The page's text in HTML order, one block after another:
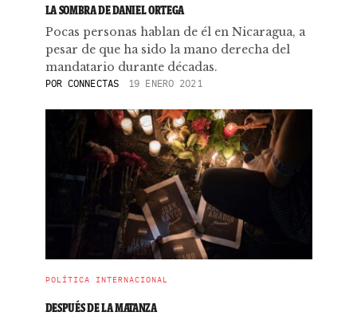
LA SOMBRA DE DANIEL ORTEGA
Pocas personas hablan de él en Nicaragua, a
pesar de que ha sido la mano derecha del
mandatario durante décadas.
PORCONNECTAS 19 ENERO 2021
POLÍTICA INTERNACIONAL
DESPUÉS DE LA MATANZA